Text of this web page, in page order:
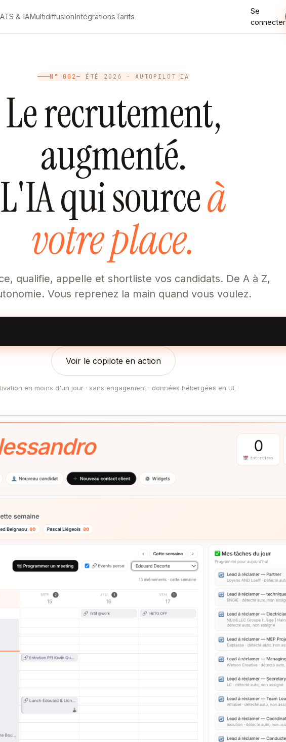
ATS & IAMultidiffusionIntégrationsTarifs
Se
connecter
N° 002— ÉTÉ 2026 · AUTOPILOT IA
Le recrutement,
augmenté.
L'IA qui sourceà
votre place.
qualifie, appelle et shortliste vos candidats. De A à Z,
Vous reprenez la main quand vous voulez.
Voir le copilote en action
en moins d'un jour · sans engagement · données hébergées en UE